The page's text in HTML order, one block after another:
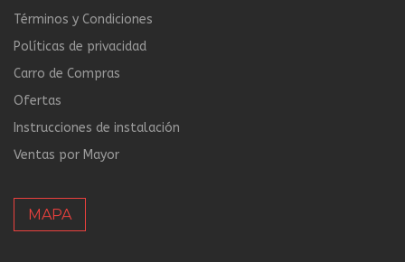
Términos y Condiciones
Políticas de privacidad
Carro de Compras
Ofertas
Instrucciones de instalación
Ventas por Mayor
MAPA